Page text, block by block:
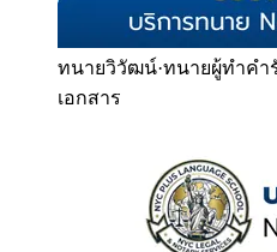
ทนายวิวัฒน์·ทนายผู้ทำคำ
เอกสาร